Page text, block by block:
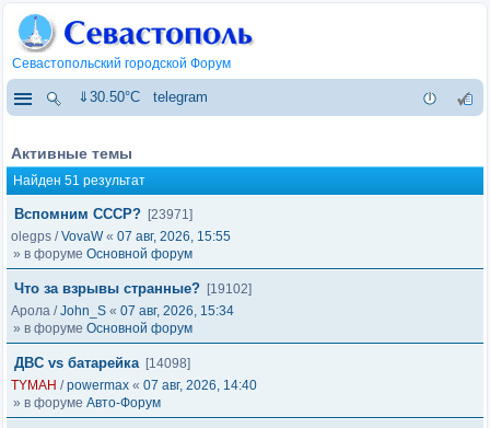
Севастопольский городской Форум
⇓30.50°C telegram
Активные темы
Найден 51 результат
Вспомним СССР? [23971]
olegps /VovaW« 07 авг, 2026, 15:55
» в форуме Основной форум
Что за взрывы странные? [19102]
Арола /John_S « 07 авг, 2026, 15:34
» в форуме Основной форум
ДВС vs батарейка [14098]
TYMAH /powermax « 07 авг, 2026, 14:40
» в форуме Авто-Форум